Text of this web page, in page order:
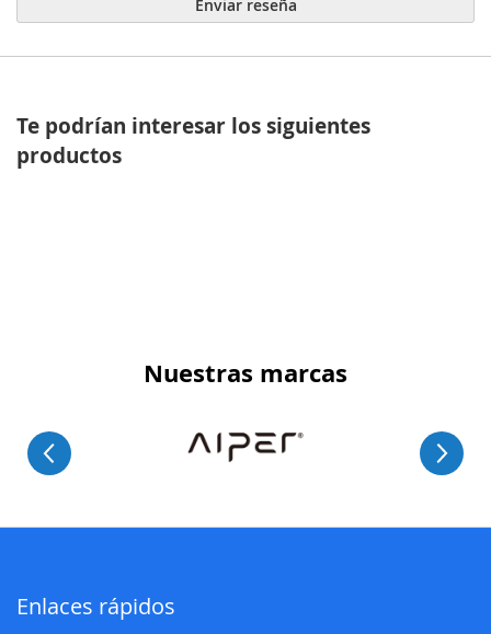
Enviar reseña
Te podrían interesar los siguientes
productos
Nuestras marcas
Enlaces rápidos